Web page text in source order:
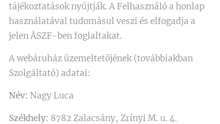
tájékoztatások nyújtják. A Felhasználó a honlap
használatával tudomásul veszi és elfogadja a
jelen ÁSZF-ben foglaltakat.
A webáruház üzemeltetőjének (továbbiakban
Szolgáltató) adatai:
Név: Nagy Luca
Székhely: 8782 Zalacsány, Zrínyi M. u. 4.